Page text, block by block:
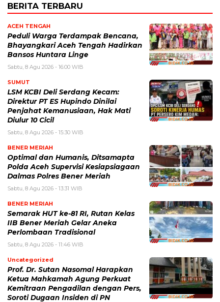
BERITA TERBARU
ACEH TENGAH
Peduli Warga Terdampak Bencana,
Bhayangkari Aceh Tengah Hadirkan
Bansos Huntara Linge
Sabtu, 8 Agu 2026 - 16:00 WIB
SUMUT
LSM KCBI Deli Serdang Kecam:
Direktur PT ES Hupindo Dinilai
Penjahat Kemanusiaan, Hak Mati
Diulur 10 Cicil
Sabtu, 8 Agu 2026 - 15:30 WIB
BENER MERIAH
Optimal dan Humanis, Ditsamapta
Polda Aceh Supervisi Kesiapsiagaan
Dalmas Polres Bener Meriah
Sabtu, 8 Agu 2026 - 13:31 WIB
BENER MERIAH
Semarak HUT ke-81 RI, Rutan Kelas
IIB Bener Meriah Gelar Aneka
Perlombaan Tradisional
Sabtu, 8 Agu 2026 - 11:46 WIB
Uncategorized
Prof. Dr. Sutan Nasomal Harapkan
Ketua Mahkamah Agung Perkuat
Kemitraan Pengadilan dengan Pers,
Soroti Dugaan Insiden di PN